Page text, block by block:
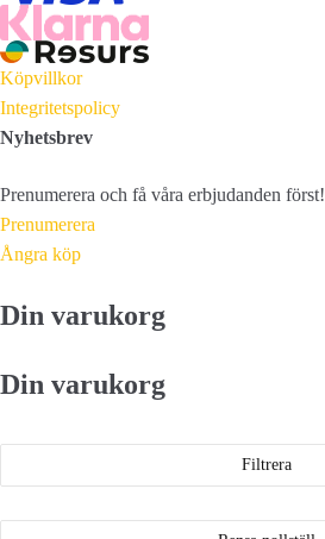
Köpvillkor
Integritetspolicy
Nyhetsbrev
Prenumerera och få våra erbjudanden först!
Prenumerera
Ångra köp
Din varukorg
Din varukorg
Filtrera